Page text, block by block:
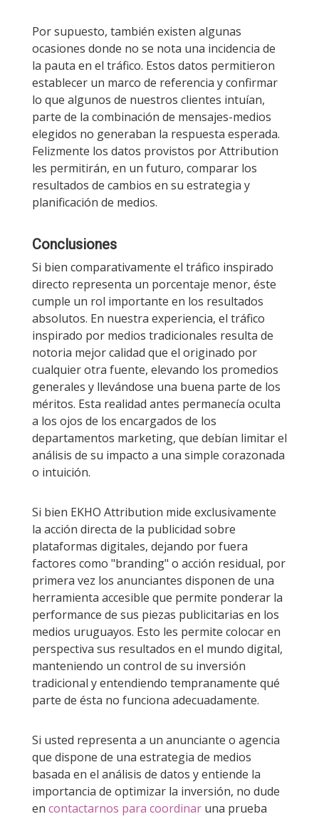
Por supuesto, también existen algunas
ocasiones donde no se nota una incidencia de
la pauta en el tráfico. Estos datos permitieron
establecer un marco de referencia y confirmar
lo que algunos de nuestros clientes intuían,
parte de la combinación de mensajes-medios
elegidos no generaban la respuesta esperada.
Felizmente los datos provistos por Attribution
les permitirán, en un futuro, comparar los
resultados de cambios en su estrategia y
planificación de medios.
Conclusiones
Si bien comparativamente el tráfico inspirado
directo representa un porcentaje menor, éste
cumple un rol importante en los resultados
absolutos. En nuestra experiencia, el tráfico
inspirado por medios tradicionales resulta de
notoria mejor calidad que el originado por
cualquier otra fuente, elevando los promedios
generales y llevándose una buena parte de los
méritos. Esta realidad antes permanecía oculta
a los ojos de los encargados de los
departamentos marketing, que debían limitar el
análisis de su impacto a una simple corazonada
o intuición.
Si bien EKHO Attribution mide exclusivamente
la acción directa de la publicidad sobre
plataformas digitales, dejando por fuera
factores como "branding" o acción residual, por
primera vez los anunciantes disponen de una
herramienta accesible que permite ponderar la
performance de sus piezas publicitarias en los
medios uruguayos. Esto les permite colocar en
perspectiva sus resultados en el mundo digital,
manteniendo un control de su inversión
tradicional y entendiendo tempranamente qué
parte de ésta no funciona adecuadamente.
Si usted representa a un anunciante o agencia
que dispone de una estrategia de medios
basada en el análisis de datos y entiende la
importancia de optimizar la inversión, no dude
en contactarnos para coordinaruna prueba